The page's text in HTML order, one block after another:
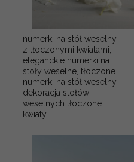
numerki na stół weselny
z tłoczonymi kwiatami,
eleganckie numerki na
stoły weselne, tłoczone
numerki na stół weselny,
dekoracja stołów
weselnych tłoczone
kwiaty